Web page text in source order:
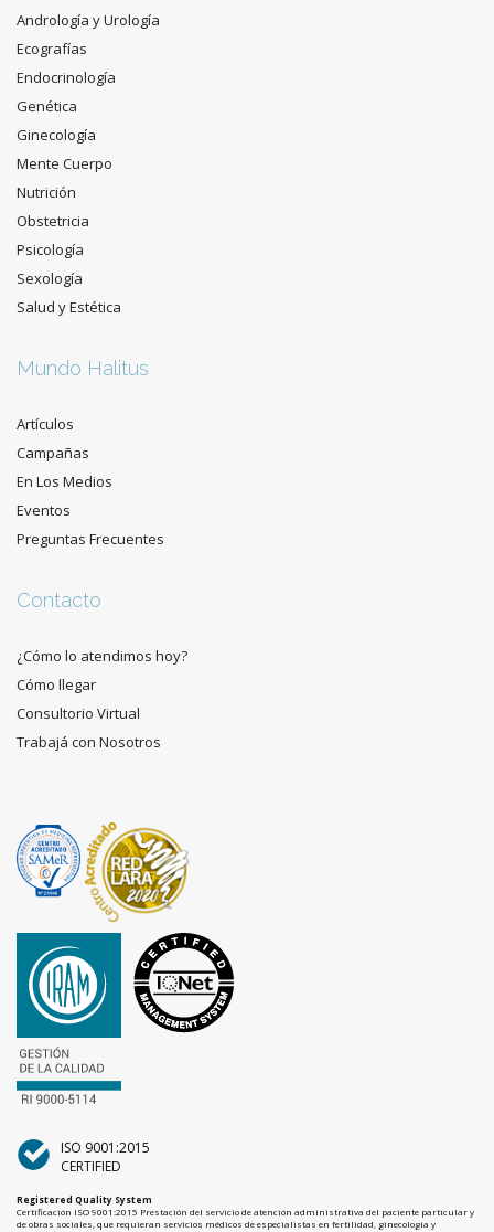
Andrología y Urología
Ecografías
Endocrinología
Genética
Ginecología
Mente Cuerpo
Nutrición
Obstetricia
Psicología
Sexología
Salud y Estética
Mundo Halitus
Artículos
Campañas
En Los Medios
Eventos
Preguntas Frecuentes
Contacto
¿Cómo lo atendimos hoy?
Cómo llegar
Consultorio Virtual
Trabajá con Nosotros
ISO 9001:2015
CERTIFIED
Registered Quality System
Certificación ISO 9001:2015 Prestación del servicio de atención administrativa del paciente particular y
de obras sociales, que requieran servicios médicos de especialistas en fertilidad, ginecología y